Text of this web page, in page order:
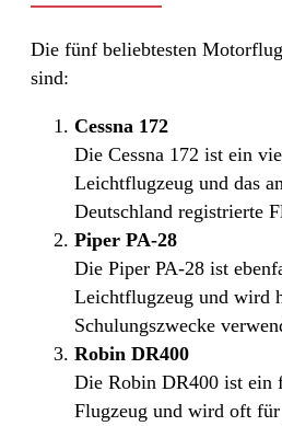
Die fünf beliebtesten
sind:
Cessna 172
Die Cessna 172 ist ein
Leichtflugzeug und das
Deutschland registrierte
Piper PA-28
Die Piper PA-28 ist
Leichtflugzeug und wird
Schulungszwecke
Robin DR400
Die Robin DR400 ist ein
Flugzeug und wird oft